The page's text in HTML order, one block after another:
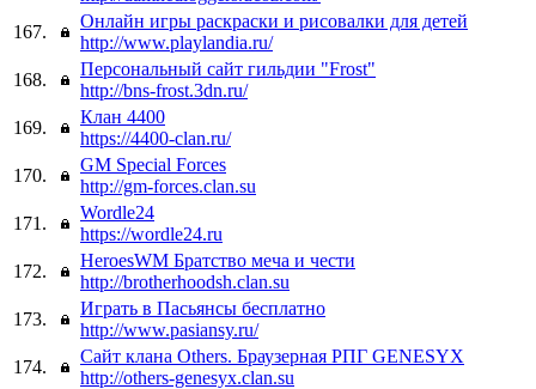
167.
Онлайн игры раскраски и рисовалки для детей
http://www.playlandia.ru/
168.
Персональный сайт гильдии "Frost"
http://bns-frost.3dn.ru/
169.
Клан 4400
https://4400-clan.ru/
170.
GM Special Forces
http://gm-forces.clan.su
171.
Wordle24
https://wordle24.ru
172.
HeroesWM Братство меча и чести
http://brotherhoodsh.clan.su
173.
Играть в Пасьянсы бесплатно
http://www.pasiansy.ru/
174.
Сайт клана Others. Браузерная РПГ GENESYX
http://others-genesyx.clan.su